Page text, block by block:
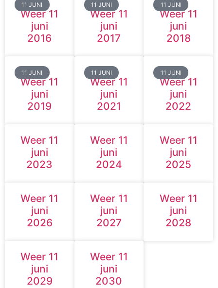
11 JUNI
Weer 11
juni
2016
11 JUNI
Weer 11
juni
2017
11 JUNI
Weer 11
juni
2018
11 JUNI
Weer 11
juni
2019
11 JUNI
Weer 11
juni
2021
11 JUNI
Weer 11
juni
2022
Weer 11
juni
2023
Weer 11
juni
2024
Weer 11
juni
2025
Weer 11
juni
2026
Weer 11
juni
2027
Weer 11
juni
2028
Weer 11
juni
2029
Weer 11
juni
2030